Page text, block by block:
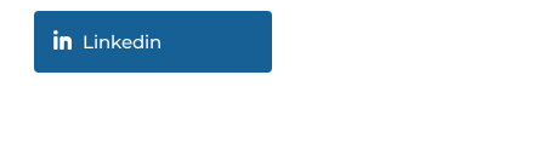
Linkedin